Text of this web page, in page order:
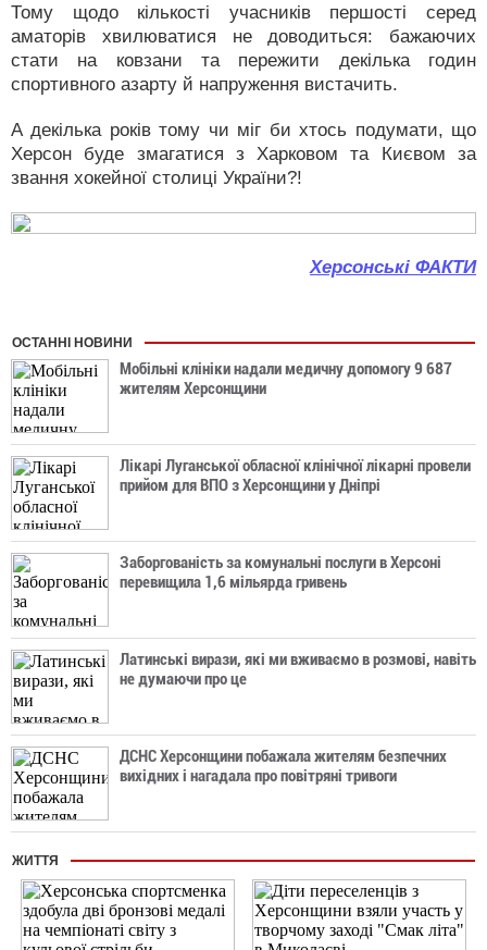
Тому щодо кількості учасників першості серед
аматорів хвилюватися не доводиться: бажаючих
стати на ковзани та пережити декілька годин
спортивного азарту й напруження вистачить.
А декілька років тому чи міг би хтось подумати, що
Херсон буде змагатися з Харковом та Києвом за
звання хокейної столиці України?!
Херсонські ФАКТИ
ОСТАННІ НОВИНИ
Мобільні клініки надали медичну допомогу 9 687
жителям Херсонщини
Лікарі Луганської обласної клінічної лікарні провели
прийом для ВПО з Херсонщини у Дніпрі
Заборгованість за комунальні послуги в Херсоні
перевищила 1,6 мільярда гривень
Латинські вирази, які ми вживаємо в розмові, навіть
не думаючи про це
ДСНС Херсонщини побажала жителям безпечних
вихідних і нагадала про повітряні тривоги
ЖИТТЯ